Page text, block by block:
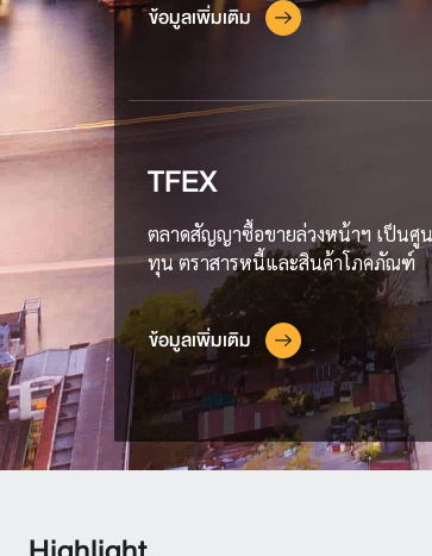
ข้อมูลเพิ่มเติม
TFEX
ตลาดสัญญาซื้อขายล่วงหน้าฯ เป็นศู
ทุน ตราสารหนี้และสินค้าโภคภัณฑ์
ข้อมูลเพิ่มเติม